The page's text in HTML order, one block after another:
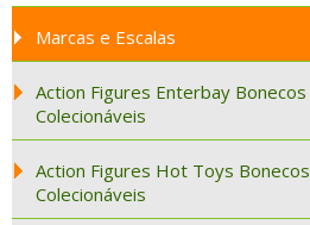
Marcas e Escalas
Action Figures Enterbay Bonecos
Colecionáveis
Action Figures Hot Toys Bonecos
Colecionáveis